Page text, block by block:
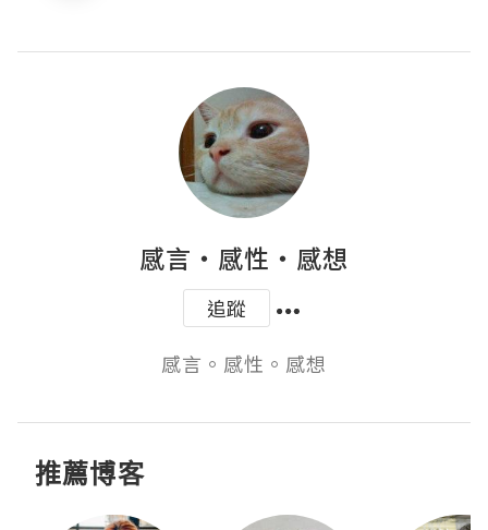
感言‧感性‧感想
追蹤
感言。感性。感想
推薦博客